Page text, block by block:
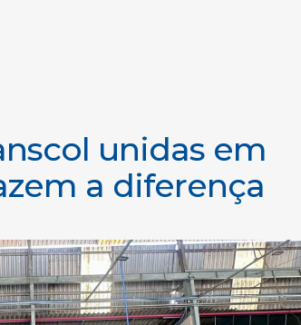
unidas em
a diferença